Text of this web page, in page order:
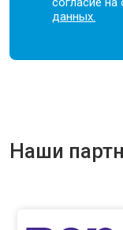
данных.
Наши